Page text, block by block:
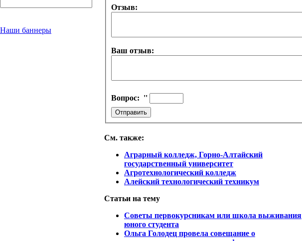
Наши баннеры
Отзыв:
Ваш отзыв:
Вопрос: ''
См. также:
Аграрный колледж, Горно-Алтайский
государственный университет
Агротехнологический колледж
Алейский технологический техникум
Статьи на тему
Советы первокурсникам или школа выживания
юного студента
Ольга Голодец провела совещание о